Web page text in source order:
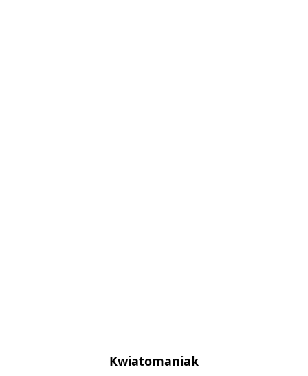
Kwiatomaniak